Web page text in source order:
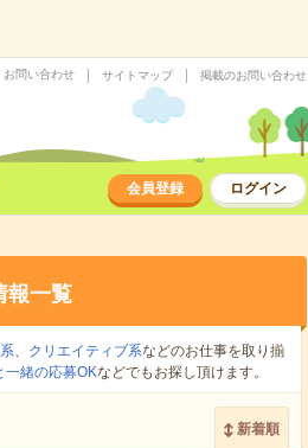
お問い合わせ サイトマップ 掲載のお問い合わせ
会員登録 ログイン
報一覧
、 クリエイティブ系などのお仕事を取り揃
一緒の応募OKなどでもお探し頂けます。
新着順